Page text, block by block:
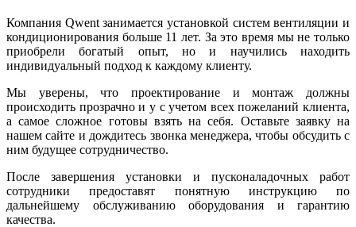
Компания Qwent занимается установкой систем вентиляции и
кондиционирования больше 11 лет. За это время мы не только
приобрели богатый опыт, но и научились находить
индивидуальный подход к каждому клиенту.
Мы уверены, что проектирование и монтаж должны
происходить прозрачно и у с учетом всех пожеланий клиента,
а самое сложное готовы взять на себя. Оставьте заявку на
нашем сайте и дождитесь звонка менеджера, чтобы обсудить с
ним будущее сотрудничество.
После завершения установки и пусконаладочных работ
сотрудники предоставят понятную инструкцию по
дальнейшему обслуживанию оборудования и гарантию
качества.